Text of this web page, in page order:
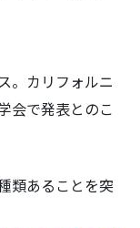
。カリフォルニ
会で発表とのこ
類あることを突